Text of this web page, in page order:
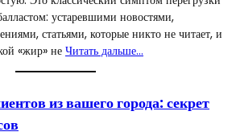
устаревшими новостями,
статьями, которые никто не читает, и
«жир» не Читать дальше…
из вашего города: секрет